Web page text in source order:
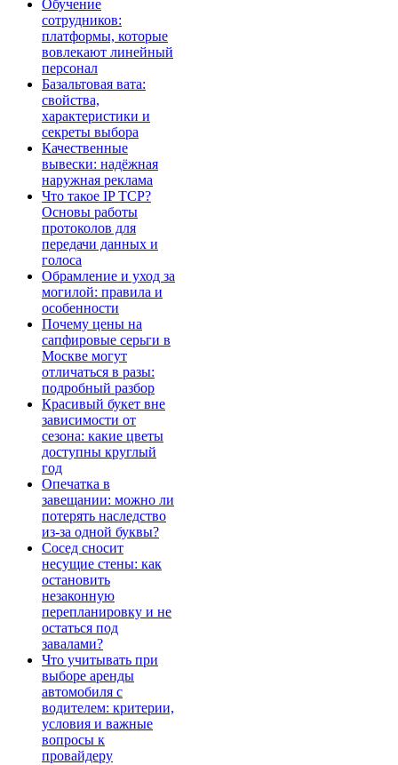
Обучение
сотрудников:
платформы, которые
вовлекают линейный
персонал
Базальтовая вата:
свойства,
характеристики и
секреты выбора
Качественные
вывески: надёжная
наружная реклама
Что такое IP TCP?
Основы работы
протоколов для
передачи данных и
голоса
Обрамление и уход за
могилой: правила и
особенности
Почему цены на
сапфировые серьги в
Москве могут
отличаться в разы:
подробный разбор
Красивый букет вне
зависимости от
сезона: какие цветы
доступны круглый
год
Опечатка в
завещании: можно ли
потерять наследство
из-за одной буквы?
Сосед сносит
несущие стены: как
остановить
незаконную
перепланировку и не
остаться под
завалами?
Что учитывать при
выборе аренды
автомобиля с
водителем: критерии,
условия и важные
вопросы к
провайдеру